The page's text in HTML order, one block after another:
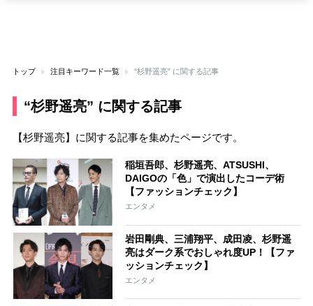
トップ 注目キーワード一覧 “杉野遥亮” に関する記事
“杉野遥亮” に関する記事
【杉野遥亮】に関する記事を集めたページです。
稲垣吾郎、杉野遥亮、ATSUSHI、
DAIGOの「色」で演出したコーデ術
【ファッションチェック】
エンタメ
岩田剛典、三浦翔平、成田凌、杉野遥
亮はダーク系でおしゃれ度UP！【ファ
ッションチェック】
エンタメ